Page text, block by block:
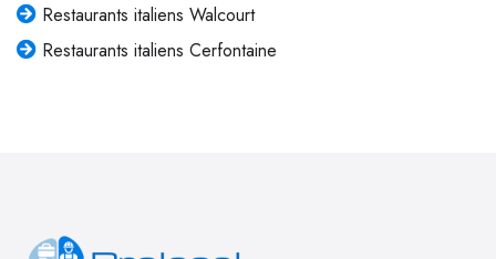
Restaurants italiens Walcourt
Restaurants italiens Cerfontaine